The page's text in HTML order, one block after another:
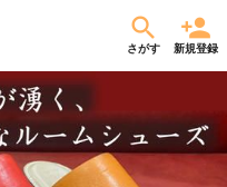
さがす 新規登録